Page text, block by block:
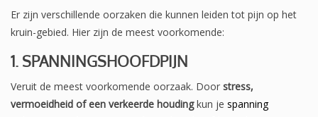
Er zijn verschillende oorzaken die kunnen leiden tot pijn op het
kruin-gebied. Hier zijn de meest voorkomende:
1. SPANNINGSHOOFDPIJN
Veruit de meest voorkomende oorzaak. Door stress,
vermoeidheid of een verkeerde houdingkun je spanning